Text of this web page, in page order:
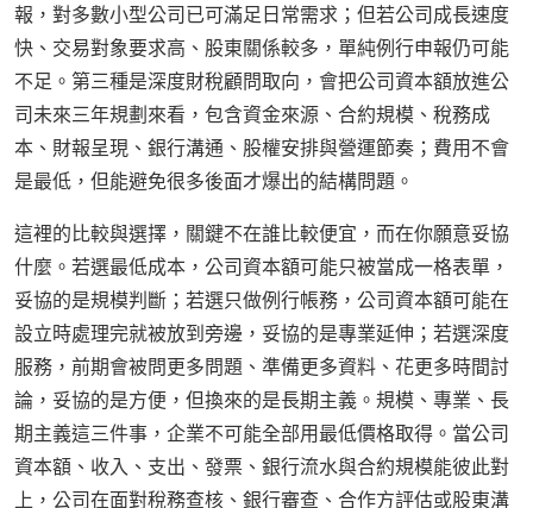
報，對多數小型公司已可滿足日常需求；但若公司成長速度
快、交易對象要求高、股東關係較多，單純例行申報仍可能
不足。第三種是深度財稅顧問取向，會把公司資本額放進公
司未來三年規劃來看，包含資金來源、合約規模、稅務成
本、財報呈現、銀行溝通、股權安排與營運節奏；費用不會
是最低，但能避免很多後面才爆出的結構問題。
這裡的比較與選擇，關鍵不在誰比較便宜，而在你願意妥協
什麼。若選最低成本，公司資本額可能只被當成一格表單，
妥協的是規模判斷；若選只做例行帳務，公司資本額可能在
設立時處理完就被放到旁邊，妥協的是專業延伸；若選深度
服務，前期會被問更多問題、準備更多資料、花更多時間討
論，妥協的是方便，但換來的是長期主義。規模、專業、長
期主義這三件事，企業不可能全部用最低價格取得。當公司
資本額、收入、支出、發票、銀行流水與合約規模能彼此對
上，公司在面對稅務查核、銀行審查、合作方評估或股東溝